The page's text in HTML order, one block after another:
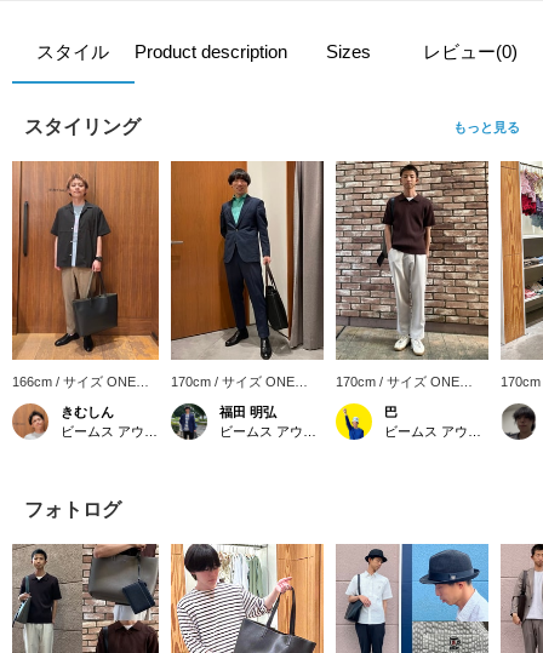
スタイル Product description Sizes レビュー(0)
スタイリング もっと見る
166cm / サイズ ONE
SIZE
きむしん
170cm / サイズ ONE
SIZE
福田 明弘
170cm / サイズ ONE
SIZE
巴
SIZE
フォトログ